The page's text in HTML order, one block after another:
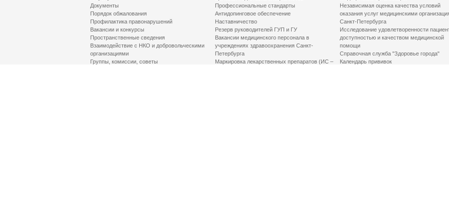
Документы
Порядок обжалования
Профилактика правонарушений
Вакансии и конкурсы
Пространственные сведения
Взаимодействие с НКО и добровольческими
организациями
Группы, комиссии, советы
Профессиональные стандарты
Антидопинговое обеспечение
Наставничество
Резерв руководителей ГУП и ГУ
Вакансии медицинского персонала в
учреждениях здравоохранения Санкт-
Петербурга
Маркировка лекарственных препаратов (ИС –
Независимая оценка качества условий
оказания услуг медицинскими
Санкт-Петербурга
Исследование удовлетворенности
доступностью и качеством медицинской
помощи
Справочная служба "Здоровье города"
Календарь прививок